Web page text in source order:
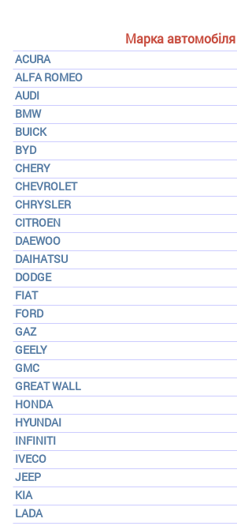
Марка автомобіля
ACURA
ALFA ROMEO
AUDI
BMW
BUICK
BYD
CHERY
CHEVROLET
CHRYSLER
CITROEN
DAEWOO
DAIHATSU
DODGE
FIAT
FORD
GAZ
GEELY
GMC
GREAT WALL
HONDA
HYUNDAI
INFINITI
IVECO
JEEP
KIA
LADA